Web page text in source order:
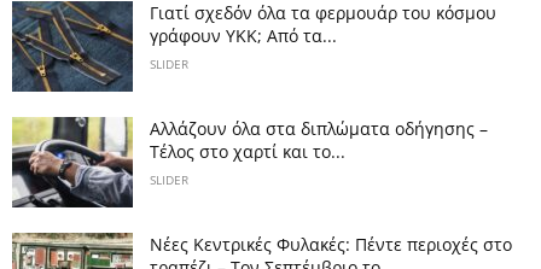
Γιατί σχεδόν όλα τα φερμουάρ του κόσμου
γράφουν YKK; Από τα...
SLIDER
Αλλάζουν όλα στα διπλώματα οδήγησης –
Τέλος στο χαρτί και το...
SLIDER
Νέες Κεντρικές Φυλακές: Πέντε περιοχές στο